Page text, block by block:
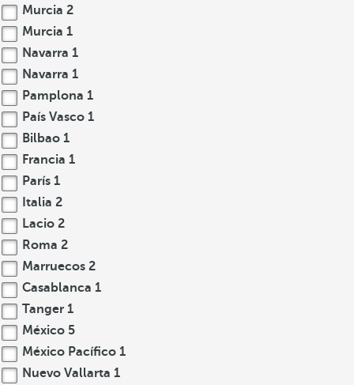
Murcia 2
Murcia 1
Navarra 1
Navarra 1
Pamplona 1
País Vasco 1
Bilbao 1
Francia 1
París 1
Italia 2
Lacio 2
Roma 2
Marruecos 2
Casablanca 1
Tanger 1
México 5
México Pacífico 1
Nuevo Vallarta 1